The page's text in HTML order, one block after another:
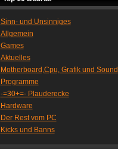
Sinn- und Unsinniges
Allgemein
Games
Aktuelles
Motherboard,Cpu, Grafik und Sound
Programme
-=30+=- Plauderecke
Hardware
Der Rest vom PC
Kicks und Banns